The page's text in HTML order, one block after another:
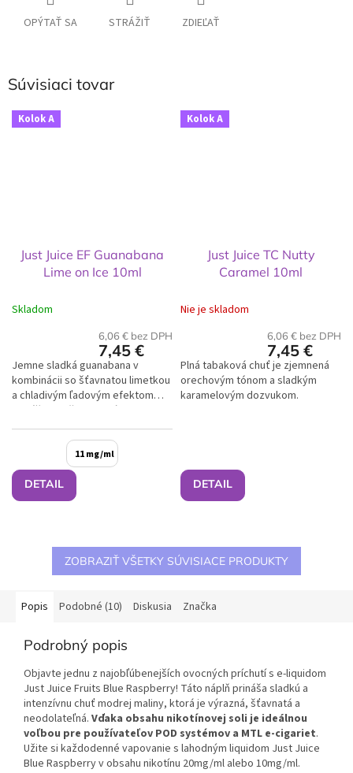
OPÝTAŤ SA STRÁŽIŤ ZDIEĽAŤ
Súvisiaci tovar
Kolok A
Just Juice EF Guanabana
Lime on Ice 10ml
Skladom
6,06 € bez DPH
7,45 €
DETAIL
Jemne sladká guanabana v
kombinácii so šťavnatou limetkou
a chladivým ľadovým efektom
prináša svieži tropický mix.
11 mg/ml
Kolok A
Just Juice TC Nutty
Caramel 10ml
Nie je skladom
6,06 € bez DPH
7,45 €
DETAIL
Plná tabaková chuť je zjemnená
orechovým tónom a sladkým
karamelovým dozvukom.
ZOBRAZIŤ VŠETKY SÚVISIACE PRODUKTY
Popis Podobné (10) Diskusia Značka
Podrobný popis
Objavte jednu z najobľúbenejších ovocných príchutí s e-liquidom
Just Juice Fruits Blue Raspberry! Táto náplň prináša sladkú a
intenzívnu chuť modrej maliny, ktorá je výrazná, šťavnatá a
neodolateľná. Vďaka obsahu nikotínovej soli je ideálnou
voľbou pre používateľov POD systémov a MTL e-cigariet.
Užite si každodenné vapovanie s lahodným liquidom Just Juice
Blue Raspberry v obsahu nikotínu 20mg/ml alebo 10mg/ml.